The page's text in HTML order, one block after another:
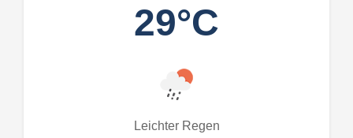
29°C
Leichter Regen